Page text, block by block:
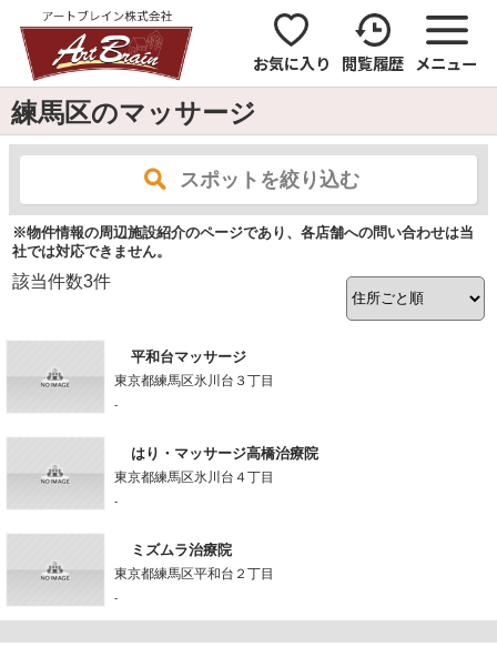
お気に入り 閲覧履歴 メニュー
練馬区のマッサージ
スポットを絞り込む
※物件情報の周辺施設紹介のページであり、各店舗への問い合わせは当
社では対応できません。
該当件数3件
平和台マッサージ
東京都練馬区氷川台３丁目
-
はり・マッサージ高橋治療院
東京都練馬区氷川台４丁目
-
ミズムラ治療院
東京都練馬区平和台２丁目
-